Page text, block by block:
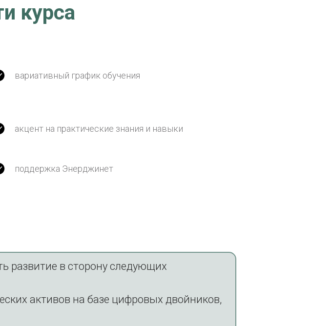
курса
вариативный график обучения
акцент на практические знания и навыки
поддержка Энерджинет
развитие в сторону следующих
активов на базе цифровых двойников,